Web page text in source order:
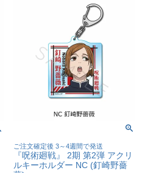
ご注文確定後 3～4週間で発送
『呪術廻戦』 2期 第2弾 アクリ
ルキーホルダー NC (釘崎野薔